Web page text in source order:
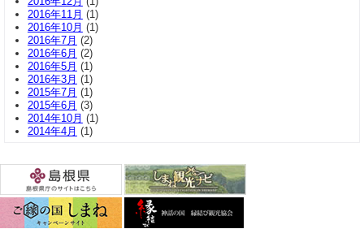
2016年11月 (1)
2016年10月 (1)
2016年7月 (2)
2016年6月 (2)
2016年5月 (1)
2016年3月 (1)
2015年7月 (1)
2015年6月 (3)
2014年10月 (1)
2014年4月 (1)